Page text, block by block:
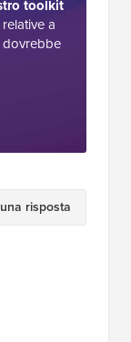
toolkit
a
dovrebbe
risposta